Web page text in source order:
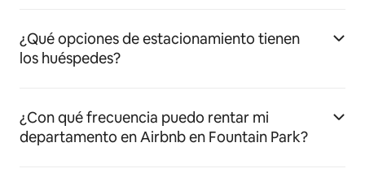
¿Qué opciones de estacionamiento tienen
los huéspedes?
¿Con qué frecuencia puedo rentar mi
departamento en Airbnb en Fountain Park?